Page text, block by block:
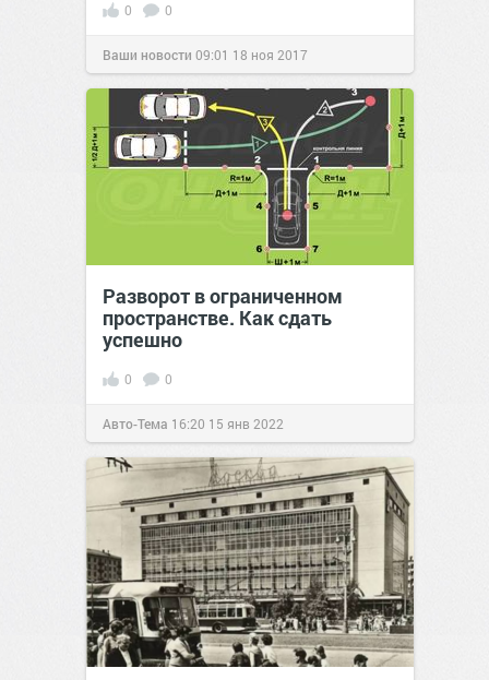
0 0
Ваши новости 09:01 18 ноя 2017
Разворот в ограниченном
пространстве. Как сдать
успешно
0 0
Авто-Тема 16:20 15 янв 2022